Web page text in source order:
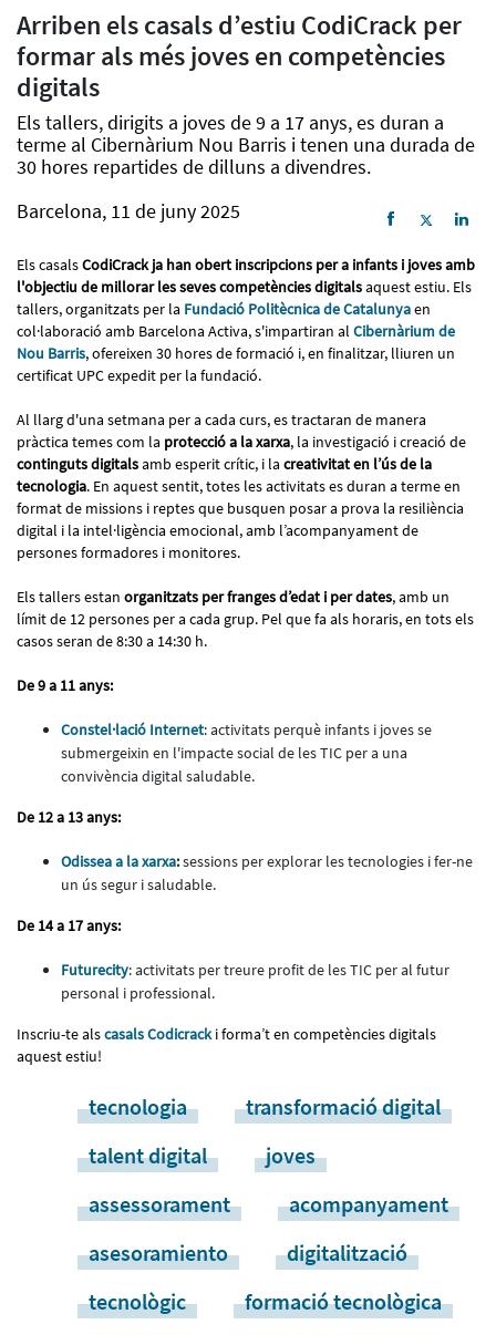
Arriben els casals d’estiu CodiCrack per
formar als més joves en competències
digitals
Els tallers, dirigits a joves de 9 a 17 anys, es duran a
terme al Cibernàrium Nou Barris i tenen una durada de
30 hores repartides de dilluns a divendres.
Barcelona, 11 de juny 2025
Els casalsCodiCrack ja han obert inscripcions per a infants i joves amb
l'objectiu de millorar les seves competències digitalsaquest estiu. Els
tallers, organitzats per la Fundació Politècnica de Catalunyaen
col·laboració amb Barcelona Activa, s'impartiran al Cibernàrium de
Nou Barris, ofereixen 30 hores de formació i, en finalitzar, lliuren un
certificat UPC expedit per la fundació.
Al llarg d'una setmana per a cada curs, es tractaran de manera
pràctica temes com la protecció a la xarxa, la investigació i creació de
continguts digitalsamb esperit crític, i la creativitat en l’ús de la
tecnologia. En aquest sentit, totes les activitats es duran a terme en
format de missions i reptes que busquen posar a prova la resiliència
digital i la intel·ligència emocional, amb l’acompanyament de
persones formadores i monitores.
Els tallers estan organitzats per franges d’edat i per dates, amb un
límit de 12 persones per a cada grup. Pel que fa als horaris, en tots els
casos seran de 8:30 a 14:30 h.
De 9 a 11 anys:
Constel·lació Internet: activitats perquè infants i joves se
submergeixin en l'impacte social de les TIC per a una
convivència digital saludable.
De 12 a 13 anys:
Odissea a la xarxa:sessions per explorar les tecnologies i fer-ne
un ús segur i saludable.
De 14 a 17 anys:
Futurecity: activitats per treure profit de les TIC per al futur
personal i professional.
Inscriu-te alscasals Codicracki forma’t en competències digitals
aquest estiu!
tecnologia
transformació digital
talent digital
joves
assessorament
acompanyament
asesoramiento
digitalització
tecnològic
formació tecnològica